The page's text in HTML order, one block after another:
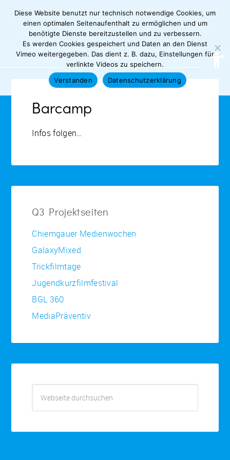
Barcamp
Infos folgen…
Q3 Projektseiten
Chiemgauer Medienwochen
GalaxyMixed
Trickfilmtage
Jugendkurzfilmfestival
BGL 360
MediaPräventiv
Diese Website benutzt nur technisch notwendige Cookies, um
einen optimalen Seitenaufenthalt zu ermöglichen und um
benötigte Dienste bereitzustellen und zu verbessern.
Es werden Cookies gespeichert und Daten an den Dienst
Vimeo weitergegeben. Das dient z. B. dazu, Einstellungen für
verlinkte Videos zu speichern.
Verstanden
Datenschutzerklärung